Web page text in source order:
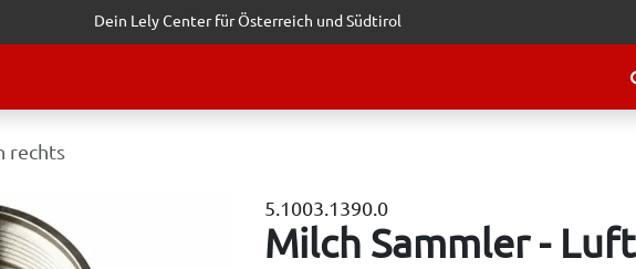
Dein Lely Center für Österreich und Südtirol
ÜBER LELY
rechts
5.1003.1390.0
Milch Sammler -